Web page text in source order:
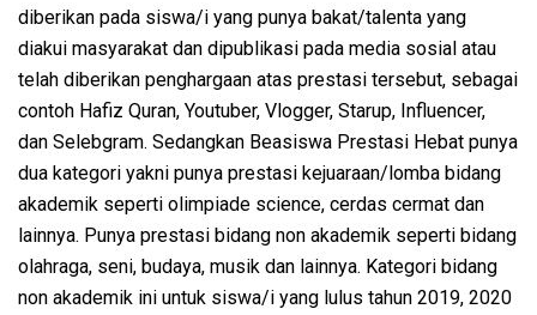
diberikan pada siswa/i yang punya bakat/talenta yang
diakui masyarakat dan dipublikasi pada media sosial atau
telah diberikan penghargaan atas prestasi tersebut, sebagai
contoh Hafiz Quran, Youtuber, Vlogger, Starup, Influencer,
dan Selebgram. Sedangkan Beasiswa Prestasi Hebat punya
dua kategori yakni punya prestasi kejuaraan/lomba bidang
akademik seperti olimpiade science, cerdas cermat dan
lainnya. Punya prestasi bidang non akademik seperti bidang
olahraga, seni, budaya, musik dan lainnya. Kategori bidang
non akademik ini untuk siswa/i yang lulus tahun 2019, 2020